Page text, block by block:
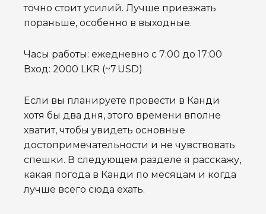
точно стоит усилий. Лучше приезжать
пораньше, особенно в выходные.
Часы работы: ежедневно с 7:00 до 17:00
Вход: 2000 LKR (~7 USD)
Если вы планируете провести в Канди
хотя бы два дня, этого времени вполне
хватит, чтобы увидеть основные
достопримечательности и не чувствовать
спешки. В следующем разделе я расскажу,
какая погода в Канди по месяцам и когда
лучше всего сюда ехать.